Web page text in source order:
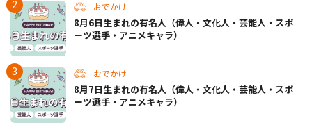
おでかけ
8月6日生まれの有名人（偉人・文化人・芸能人・スポ
ーツ選手・アニメキャラ）
おでかけ
8月7日生まれの有名人（偉人・文化人・芸能人・スポ
ーツ選手・アニメキャラ）